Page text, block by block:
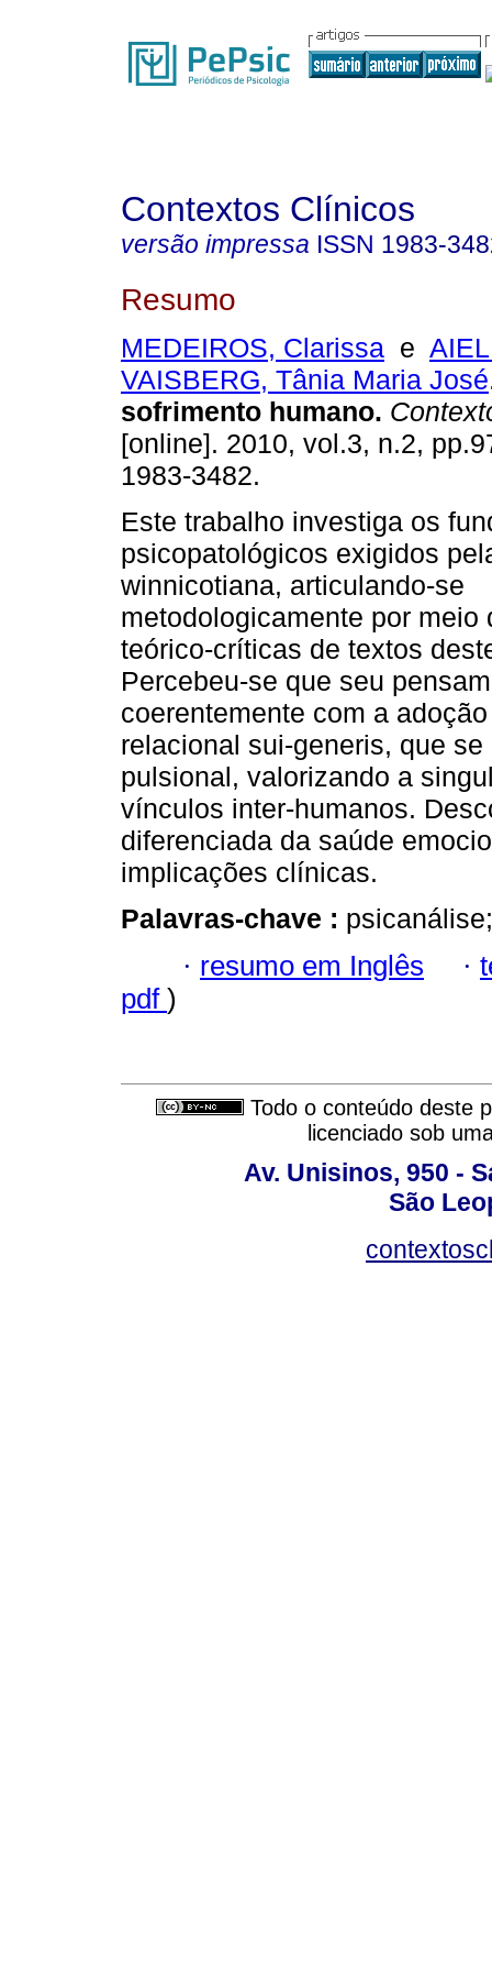
Contextos Clínicos
versão impressa ISSN 1983-
Resumo
MEDEIROS, Clarissa e
VAISBERG, Tânia Maria José
sofrimento humano.
[online]. 2010, vol.3, n.2,
1983-3482.
Este trabalho investiga os
psicopatológicos exigidos
winnicotiana, articulando-se
metodologicamente por meio
teórico-críticas de textos
Percebeu-se que seu
coerentemente com a
relacional sui-generis, que
pulsional, valorizando a
vínculos inter-humanos.
diferenciada da saúde
implicações clínicas.
Palavras-chave :
· resumo em Inglês ·
pdf )
Todo o conteúdo deste
licenciado sob
Av. Unisinos, 950 -
São